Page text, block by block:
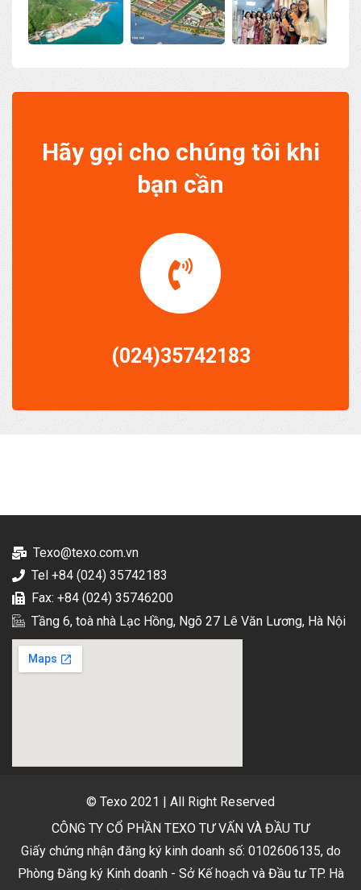
Hãy gọi cho chúng tôi khi
bạn cần
(024)35742183
Texo@texo.com.vn
Tel +84 (024) 35742183
Fax: +84 (024) 35746200
Tầng 6, toà nhà Lạc Hồng, Ngõ 27 Lê Văn Lương, Hà Nội
© Texo 2021 | All Right Reserved
CÔNG TY CỔ PHẦN TEXO TƯ VẤN VÀ ĐẦU TƯ
Giấy chứng nhận đăng ký kinh doanh số: 0102606135, do
Phòng Đăng ký Kinh doanh - Sở Kế hoạch và Đầu tư TP. Hà